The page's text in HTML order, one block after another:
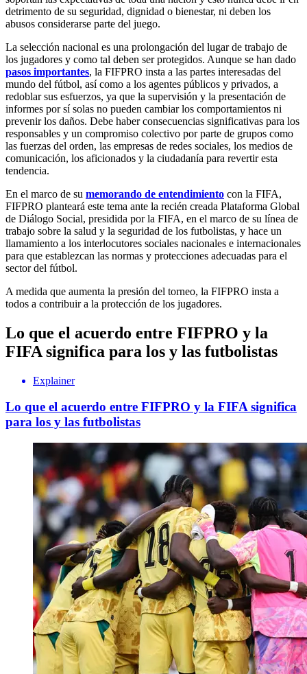
detrimento de su seguridad, dignidad o bienestar, ni deben los
abusos considerarse parte del juego.
La selección nacional es una prolongación del lugar de trabajo de
los jugadores y como tal deben ser protegidos. Aunque se han dado
pasos importantes, la FIFPRO insta a las partes interesadas del
mundo del fútbol, así como a los agentes públicos y privados, a
redoblar sus esfuerzos, ya que la supervisión y la presentación de
informes por sí solas no pueden cambiar los comportamientos ni
prevenir los daños. Debe haber consecuencias significativas para los
responsables y un compromiso colectivo por parte de grupos como
las fuerzas del orden, las empresas de redes sociales, los medios de
comunicación, los aficionados y la ciudadanía para revertir esta
tendencia.
En el marco de su memorando de entendimiento con la FIFA,
FIFPRO planteará este tema ante la recién creada Plataforma Global
de Diálogo Social, presidida por la FIFA, en el marco de su línea de
trabajo sobre la salud y la seguridad de los futbolistas, y hace un
llamamiento a los interlocutores sociales nacionales e internacionales
para que establezcan las normas y protecciones adecuadas para el
sector del fútbol.
A medida que aumenta la presión del torneo, la FIFPRO insta a
todos a contribuir a la protección de los jugadores.
Lo que el acuerdo entre FIFPRO y la
FIFA significa para los y las futbolistas
Explainer
Lo que el acuerdo entre FIFPRO y la FIFA significa
para los y las futbolistas